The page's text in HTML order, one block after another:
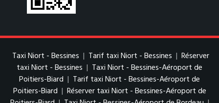
Taxi Niort - Bessines | Tarif taxi Niort - Bessines | Réserver
taxi Niort - Bessines | Taxi Niort - Bessines-Aéroport de
Poitiers-Biard | Tarif taxi Niort - Bessines-Aéroport de
Poitiers-Biard | Réserver taxi Niort - Bessines-Aéroport de